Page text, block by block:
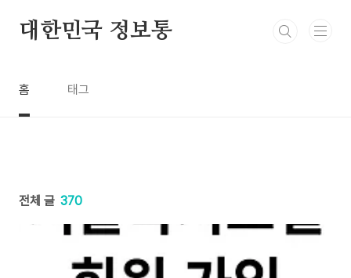
대한민국 정보통
홈 태그
전체 글 370